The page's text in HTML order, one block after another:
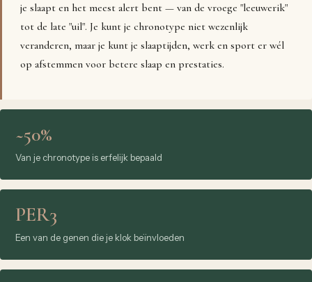
je slaapt en het meest alert bent — van de vroege "leeuwerik"
tot de late "uil". Je kunt je chronotype niet wezenlijk
veranderen, maar je kunt je slaaptijden, werk en sport er wél
op afstemmen voor betere slaap en prestaties.
~50%
Van je chronotype is erfelijk bepaald
PER3
Een van de genen die je klok beïnvloeden